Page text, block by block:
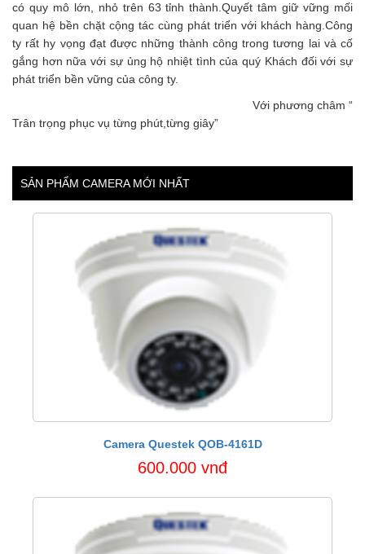
có quy mô lớn, nhỏ trên 63 tỉnh thành.Quyết tâm giữ vững mối
quan hệ bền chặt cộng tác cùng phát triển với khách hàng.Công
ty rất hy vọng đạt được những thành công trong tương lai và cố
gắng hơn nữa với sự ủng hộ nhiệt tình của quý Khách đối với sự
phát triển bền vững của công ty.
Với phương châm “
Trân trọng phục vụ từng phút,từng giây”
SẢN PHẨM CAMERA MỚI NHẤT
Camera Questek QOB-4161D
600.000 vnđ